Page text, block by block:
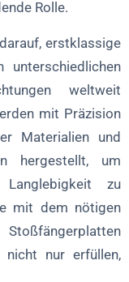
in
und
Rolle.
erstklassige
weltweit
mit Präzision
Materialien und
hergestellt, um
zu
mit dem nötigen
nicht nur erfüllen,